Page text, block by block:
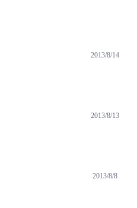
2013/8/14
2013/8/13
2013/8/8